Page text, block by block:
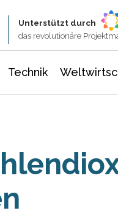
Unterstützt durch
das revolutionäre
Technik